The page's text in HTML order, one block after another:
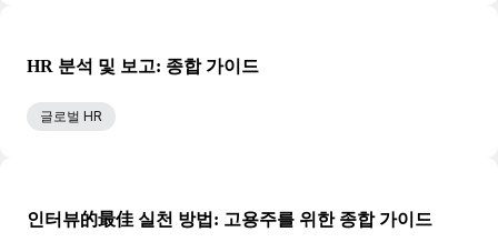
HR 분석 및 보고: 종합 가이드
글로벌 HR
인터뷰的最佳 실천 방법: 고용주를 위한 종합 가이드